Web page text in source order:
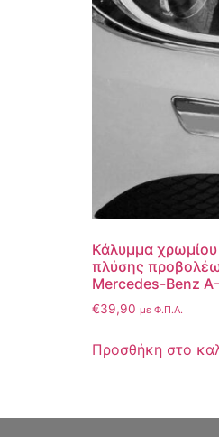
Κάλυμμα χρωμίου
πλύσης
Mercedes-Benz
€39,90 με Φ.Π.Α.
Προσθήκη στο